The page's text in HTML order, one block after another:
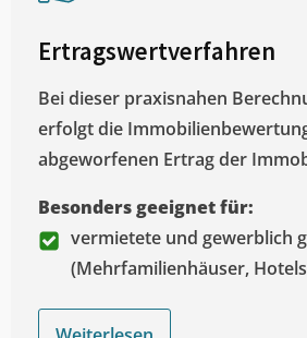
Ertragswertverfahren
Bei dieser praxisnahen
erfolgt die
abgeworfenen Ertrag der
Besonders geeignet für:
vermietete und gewerblich
(Mehrfamilienhäuser,